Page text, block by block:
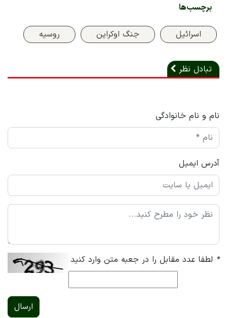
برچسب‌ها
اسرائیل جنگ اوکراین روسیه
تبادل نظر
نام و نام خانوادگی
آدرس ایمیل
* لطفا عدد مقابل را در جعبه متن وارد کنید
ارسال